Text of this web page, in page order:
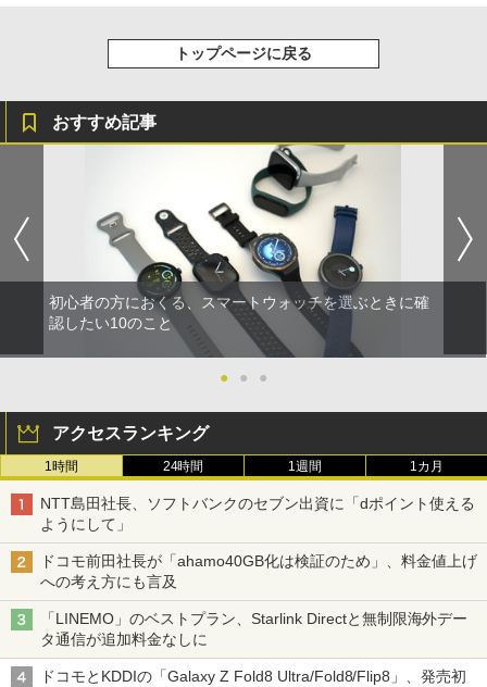
トップページに戻る
おすすめ記事
初心者の方におくる、スマートウォッチを選ぶときに確
認したい10のこと
● ● ●
アクセスランキング
1時間 24時間 1週間 1カ月
NTT島田社長、ソフトバンクのセブン出資に「dポイント使える
ようにして」
ドコモ前田社長が「ahamo40GB化は検証のため」、料金値上げ
への考え方にも言及
「LINEMO」のベストプラン、Starlink Directと無制限海外デー
タ通信が追加料金なしに
ドコモとKDDIの「Galaxy Z Fold8 Ultra/Fold8/Flip8」、発売初